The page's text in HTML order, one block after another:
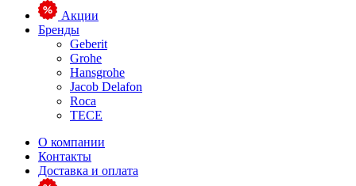
Акции
Бренды
Geberit
Grohe
Hansgrohe
Jacob Delafon
Roca
TECE
О компании
Контакты
Доставка и оплата